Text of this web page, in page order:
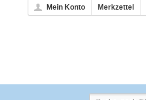
Mein Konto Merkzettel